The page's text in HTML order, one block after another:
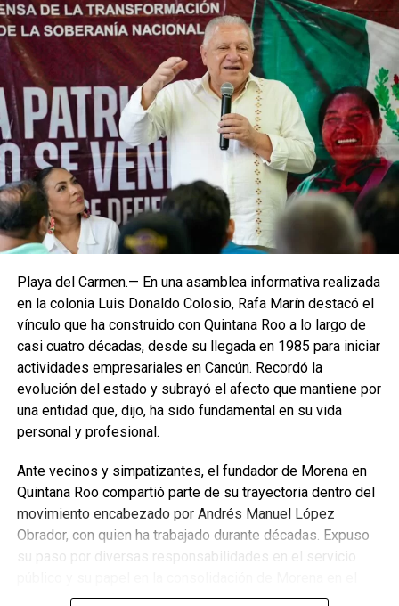
Playa del Carmen.— En una asamblea informativa realizada
en la colonia Luis Donaldo Colosio, Rafa Marín destacó el
vínculo que ha construido con Quintana Roo a lo largo de
casi cuatro décadas, desde su llegada en 1985 para iniciar
actividades empresariales en Cancún. Recordó la
evolución del estado y subrayó el afecto que mantiene por
una entidad que, dijo, ha sido fundamental en su vida
personal y profesional.
Ante vecinos y simpatizantes, el fundador de Morena en
Quintana Roo compartió parte de su trayectoria dentro del
movimiento encabezado por Andrés Manuel López
Obrador, con quien ha trabajado durante décadas. Expuso
su paso por diversas responsabilidades en el servicio
estado, donde fue el primer presidente del Comité